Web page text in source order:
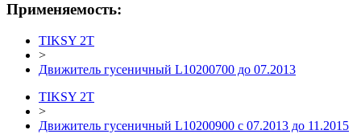
Применяемость:
TIKSY 2T
>
Движитель гусеничный L10200700 до 07.2013
TIKSY 2T
>
Движитель гусеничный L10200900 с 07.2013 до 11.2015